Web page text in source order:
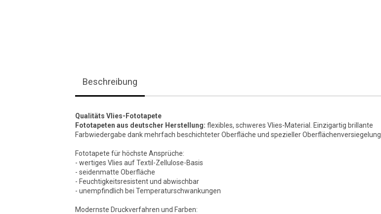
Beschreibung
Qualitäts Vlies-Fototapete
Fototapeten aus deutscher Herstellung: flexibles, schweres Vlies-Material. Einzigartig brillante
Farbwiedergabe dank mehrfach beschichteter Oberfläche und spezieller Oberflächenversiegelung.
Fototapete für höchste Ansprüche:
- wertiges Vlies auf Textil-Zellulose-Basis
- seidenmatte Oberfläche
- Feuchtigkeitsresistent und abwischbar
- unempfindlich bei Temperaturschwankungen
Modernste Druckverfahren und Farben: